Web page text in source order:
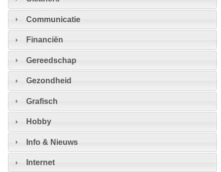
Communicatie
Financiën
Gereedschap
Gezondheid
Grafisch
Hobby
Info & Nieuws
Internet